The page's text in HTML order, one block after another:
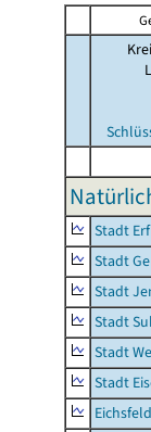
Stadt
Stadt
Stadt
Stadt
Stadt
Stadt
Eichsfeld